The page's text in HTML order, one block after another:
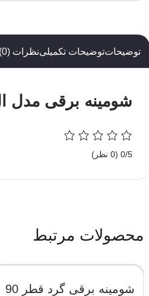
توضیحاتتوضیحات تکمیلینظرات (0)
شومینه برقی مدل
0/5 (0 نظر)
محصولات مرتبط
شومینه برقی گرد قطر 90